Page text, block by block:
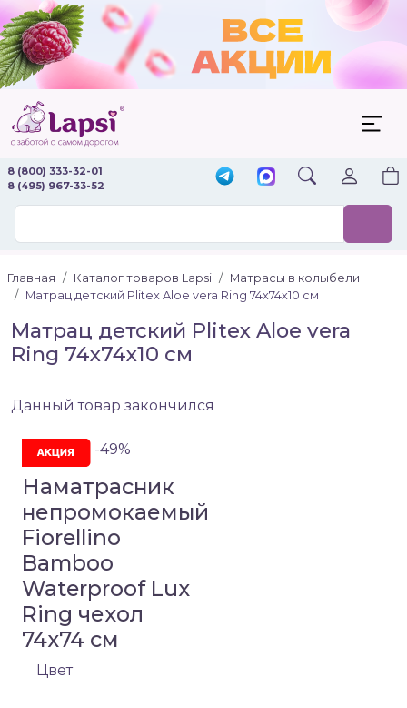
8 (800) 333-32-01
8 (495) 967-33-52
Главная Каталог товаров Lapsi
Матрасы в колыбели
Матрац детский Plitex Aloe vera Ring 74х74х10 см
Матрац детский Plitex Aloe vera
Ring 74х74х10 см
Данный товар закончился
-49%
Наматрасник
непромокаемый
Fiorellino
Bamboo
Waterproof Lux
Ring чехол
74х74 см
Цвет